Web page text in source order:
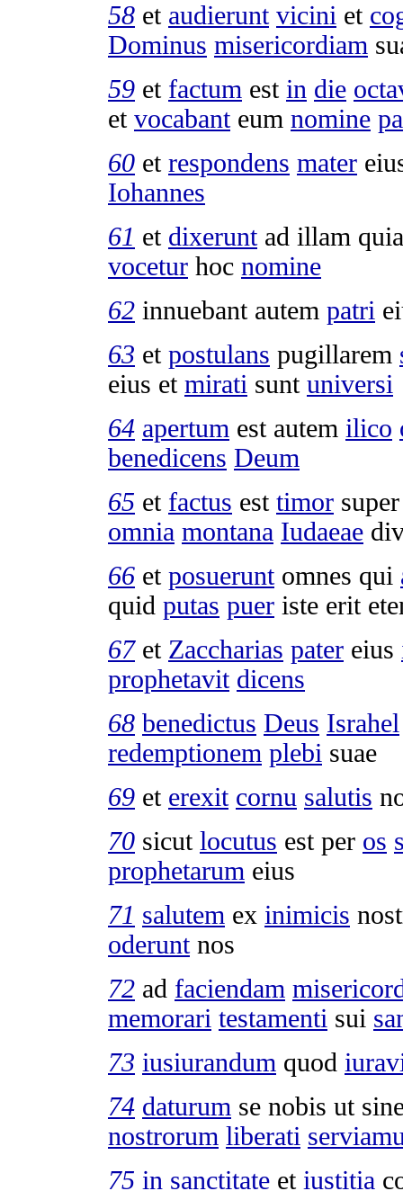
58 et audierunt vicini et
Dominus misericordiam
59 et factum est in die
et vocabanteum nomine
60 et respondens mater
Iohannes
61 et dixeruntad illam
vocetur hoc nomine
62 innuebantautem patri
63 et postulans pugillarem
eius et mirati sunt universi
64 apertum est autem ilico
benedicens Deum
65 et factus est timor
omnia montana Iudaeae
66 et posueruntomnes qui
quid putas puer iste erit
67et Zaccharias pater eius
prophetavit dicens
68 benedictus Deus Israhel
redemptionem plebi suae
69 et erexit cornu salutis
70 sicut locutus est per os
prophetarum eius
71 salutem ex inimicis
oderuntnos
72 ad faciendam
memorari testamenti sui
73 iusiurandum quod
74 daturum se nobis ut
nostrorum liberati
75 in sanctitate et iustitia